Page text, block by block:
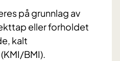
på grunnlag av
eller forholdet
kalt
BMI).